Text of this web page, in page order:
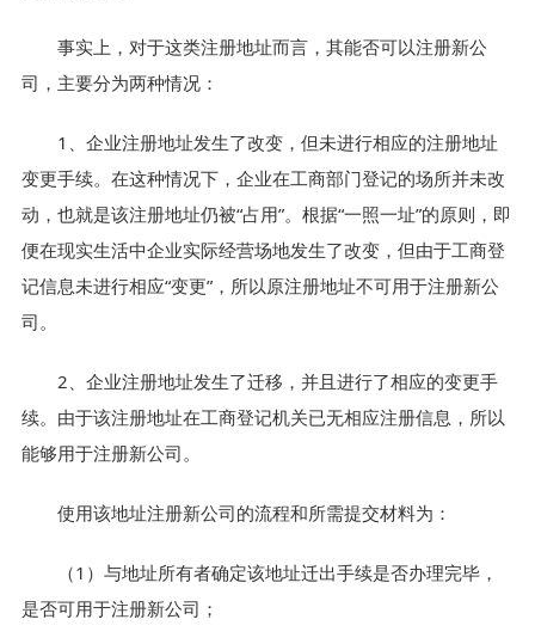
事实上，对于这类注册地址而言，其能否可以注册新公
司，主要分为两种情况：
1、企业注册地址发生了改变，但未进行相应的注册地址
变更手续。在这种情况下，企业在工商部门登记的场所并未改
动，也就是该注册地址仍被“占用”。根据“一照一址”的原则，即
便在现实生活中企业实际经营场地发生了改变，但由于工商登
记信息未进行相应“变更”，所以原注册地址不可用于注册新公
司。
2、企业注册地址发生了迁移，并且进行了相应的变更手
续。由于该注册地址在工商登记机关已无相应注册信息，所以
能够用于注册新公司。
使用该地址注册新公司的流程和所需提交材料为：
（1）与地址所有者确定该地址迁出手续是否办理完毕，
是否可用于注册新公司；